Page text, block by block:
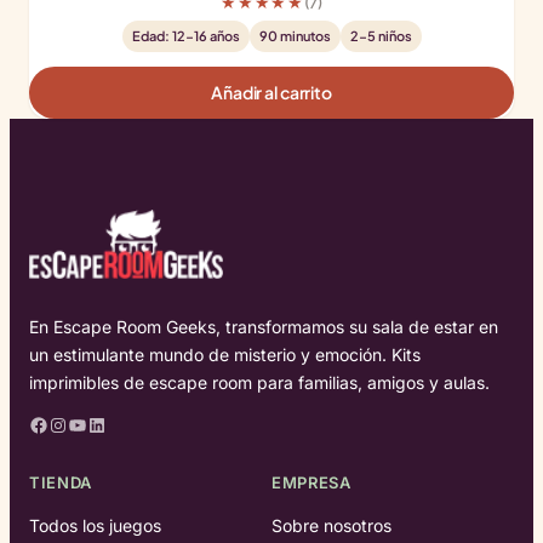
Edad: 12-16 años 90 minutos 2-5 niños
Añadir al carrito
En Escape Room Geeks, transformamos su sala de estar en
un estimulante mundo de misterio y emoción. Kits
imprimibles de escape room para familias, amigos y aulas.
Facebook Instagram YouTube LinkedIn
TIENDA
Todos los juegos
EMPRESA
Sobre nosotros